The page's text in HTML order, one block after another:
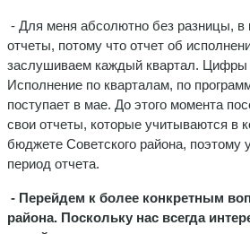
- Для меня абсолютно без разницы, в
отчеты, потому что отчет об
заслушиваем каждый квартал. Цифры
Исполнение по кварталам, по
поступает в мае. До этого момента
свои отчеты, которые учитываются в
бюджете Советского района, поэтому
период отчета.
- Перейдем к более конкретным
района. Поскольку нас всегда